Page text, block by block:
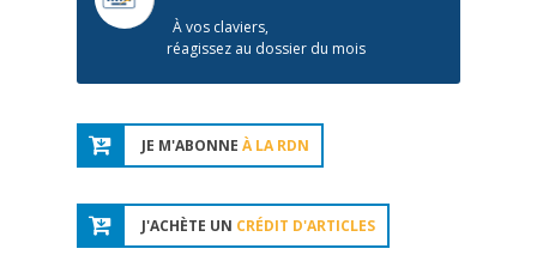
À vos claviers,
réagissez au dossier du mois
JE M'ABONNE À LA RDN
J'ACHÈTE UN CRÉDIT D'ARTICLES